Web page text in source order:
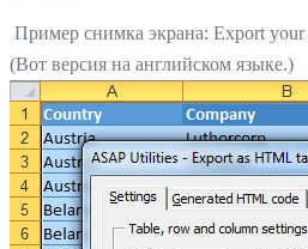
Пример снимка экрана: Export
(Вот версия на английском языке.)